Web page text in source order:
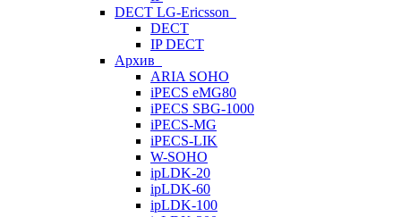
DECT LG-Ericsson
DECT
IP DECT
Архив
ARIA SOHO
iPECS eMG80
iPECS SBG-1000
iPECS-MG
iPECS-LIK
W-SOHO
ipLDK-20
ipLDK-60
ipLDK-100